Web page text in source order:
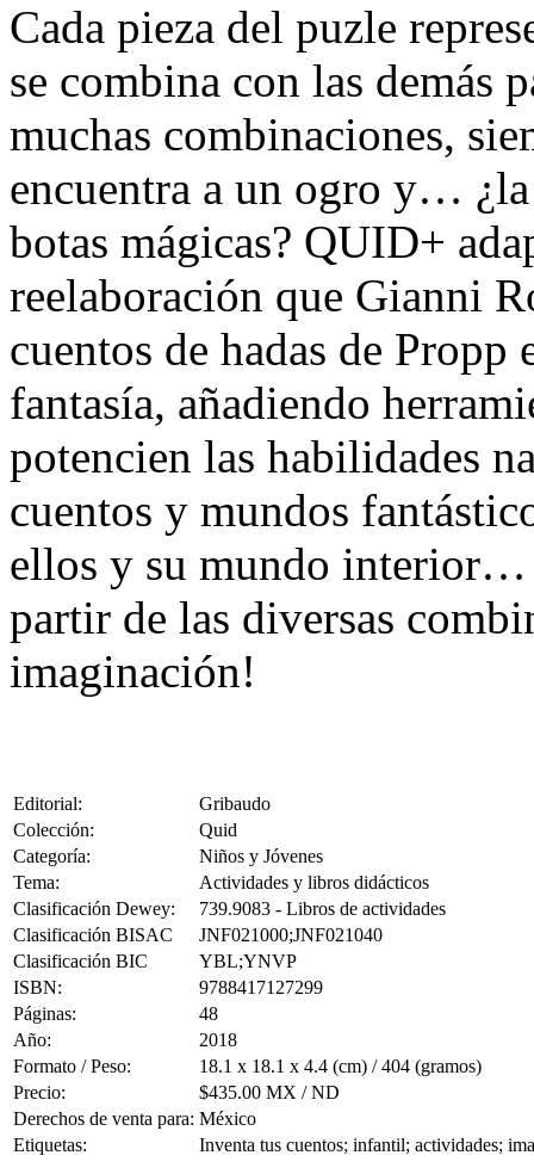
Cada pieza del puzle
se combina con las demás
muchas combinaciones,
encuentra a un ogro y… ¿la
botas mágicas? QUID+
reelaboración que Gianni
cuentos de hadas de
fantasía, añadiendo
potencien las habilidades
cuentos y mundos
ellos y su mundo interior…
partir de las diversas
imaginación!
Editorial:
Gribaudo
Colección:
Quid
Categoría:
Niños y Jóvenes
Tema:
Actividades y libros didácticos
Clasificación Dewey:
739.9083 - Libros de actividades
Clasificación BISAC
JNF021000;JNF021040
Clasificación BIC
YBL;YNVP
ISBN:
9788417127299
Páginas:
48
Año:
2018
Formato / Peso:
18.1 x 18.1 x 4.4 (cm) / 404 (gramos)
Precio:
$435.00 MX / ND
Derechos de venta para: México
Etiquetas:
Inventa tus cuentos; infantil; actividades;